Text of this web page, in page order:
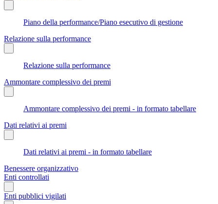
Piano della performance/Piano esecutivo di gestione
Relazione sulla performance
Relazione sulla performance
Ammontare complessivo dei premi
Ammontare complessivo dei premi - in formato tabellare
Dati relativi ai premi
Dati relativi ai premi - in formato tabellare
Benessere organizzativo
Enti controllati
Enti pubblici vigilati